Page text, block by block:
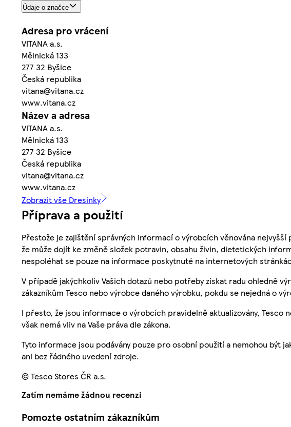
Údaje o značce
Adresa pro vrácení
VITANA a.s.
Mělnická 133
277 32 Byšice
Česká republika
vitana@vitana.cz
www.vitana.cz
Název a adresa
VITANA a.s.
Mělnická 133
277 32 Byšice
Česká republika
vitana@vitana.cz
www.vitana.cz
Zobrazit vše Dresinky
Příprava a použití
Přestože je zajištění správných informací o výrobcích věnována
že může dojít ke změně složek potravin, obsahu živin, dietetických
nespoléhat se pouze na informace poskytnuté na internetových
V případě jakýchkoliv Vašich dotazů nebo potřeby získat radu ohledně
zákazníkům Tesco nebo výrobce daného výrobku, pokdu se nejedná o
I přesto, že jsou informace o výrobcích pravidelně aktualizovány,
však nemá vliv na Vaše práva dle zákona.
Tyto informace jsou podávány pouze pro osobní použití a nemohou být
ani bez řádného uvedení zdroje.
© Tesco Stores ČR a.s.
Zatím nemáme žádnou recenzi
Pomozte ostatním zákazníkům